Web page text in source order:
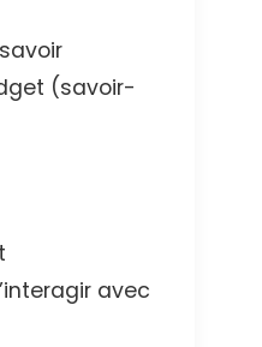
(savoir-
avec